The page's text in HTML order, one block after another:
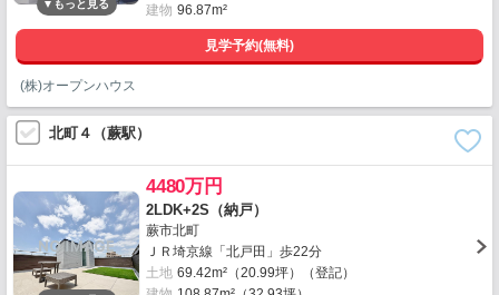
建物 96.87m²
見学予約(無料)
(株)オープンハウス
北町４（蕨駅）
4480万円
2LDK+2S（納戸）
蕨市北町
ＪＲ埼京線「北戸田」歩22分
土地 69.42m²（20.99坪）（登記）